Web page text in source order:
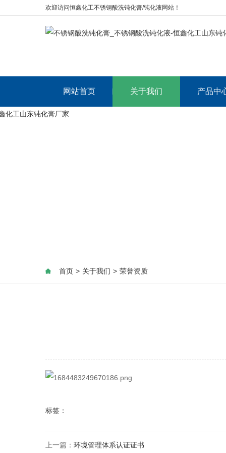
欢迎访问恒鑫化工不锈钢酸洗钝化膏/钝化液网站！
网站首页 关于我们 产品中
首页 > 关于我们 > 荣誉资质
标签：
上一篇： 环境管理体系认证证书